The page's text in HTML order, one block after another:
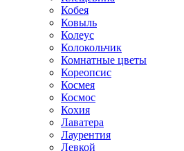
Кобея
Ковыль
Колеус
Колокольчик
Комнатные цветы
Кореопсис
Космея
Космос
Кохия
Лаватера
Лаурентия
Левкой